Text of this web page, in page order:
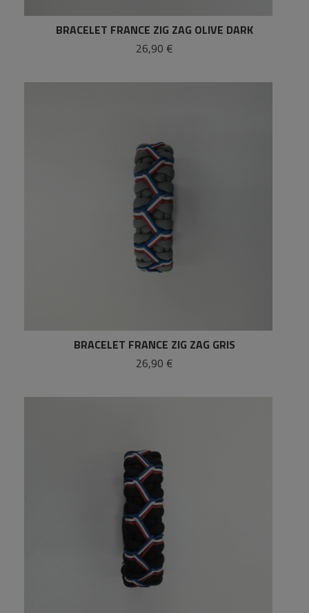
BRACELET FRANCE ZIG ZAG OLIVE DARK
26,90 €
BRACELET FRANCE ZIG ZAG GRIS
26,90 €